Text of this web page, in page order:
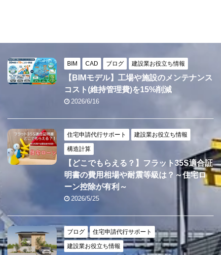
BIM CAD ブログ 建設業お役立ち情報
【BIMモデル】工場や施設のメンテナンス
コスト(維持管理費)を15%削減
2026/6/16
住宅申請代行サポート 建設業お役立ち情報
構造計算
【どこでもらえる？】フラット35S適合証
明書の費用相場や耐震等級は？～住宅ロ
ーン控除が有利～
2026/5/25
ブログ 住宅申請代行サポート
建設業お役立ち情報